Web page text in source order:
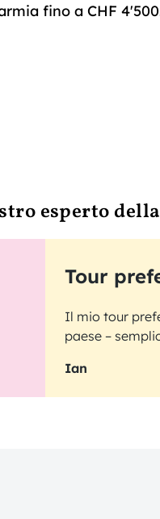
fino a CHF
esperto
Tour
Il mio tour
paese –
Ian